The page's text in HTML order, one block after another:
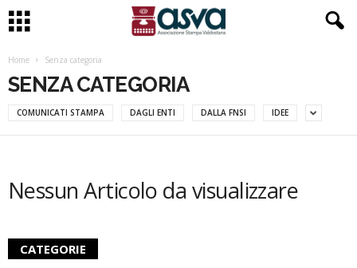
Home Senza categoria
SENZA CATEGORIA
COMUNICATI STAMPA DAGLI ENTI DALLA FNSI IDEE
Nessun Articolo da visualizzare
CATEGORIE